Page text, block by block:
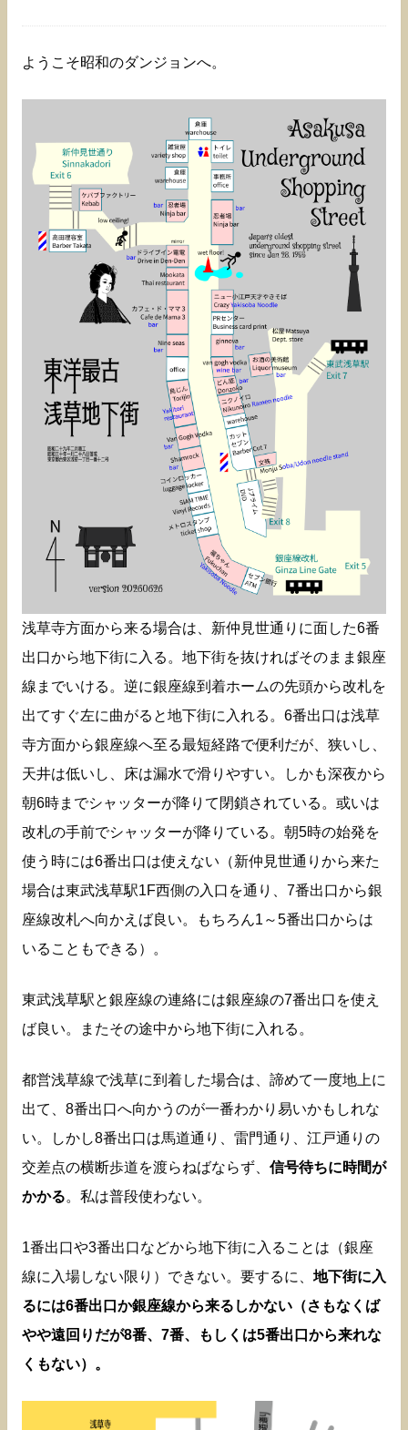
ようこそ昭和のダンジョンへ。
浅草寺方面から来る場合は、新仲見世通りに面した6番
出口から地下街に入る。地下街を抜ければそのまま銀座
線までいける。逆に銀座線到着ホームの先頭から改札を
出てすぐ左に曲がると地下街に入れる。6番出口は浅草
寺方面から銀座線へ至る最短経路で便利だが、狭いし、
天井は低いし、床は漏水で滑りやすい。しかも深夜から
朝6時までシャッターが降りて閉鎖されている。或いは
改札の手前でシャッターが降りている。朝5時の始発を
使う時には6番出口は使えない（新仲見世通りから来た
場合は東武浅草駅1F西側の入口を通り、7番出口から銀
座線改札へ向かえば良い。もちろん1～5番出口からは
いることもできる）。
東武浅草駅と銀座線の連絡には銀座線の7番出口を使え
ば良い。またその途中から地下街に入れる。
都営浅草線で浅草に到着した場合は、諦めて一度地上に
出て、8番出口へ向かうのが一番わかり易いかもしれな
い。しかし8番出口は馬道通り、雷門通り、江戸通りの
交差点の横断歩道を渡らねばならず、 信号待ちに時間が
かかる。私は普段使わない。
1番出口や3番出口などから地下街に入ることは（銀座
線に入場しない限り）できない。要するに、 地下街に入
るには6番出口か銀座線から来るしかない（さもなくば
やや遠回りだが8番、7番、もしくは5番出口から来れな
くもない）。